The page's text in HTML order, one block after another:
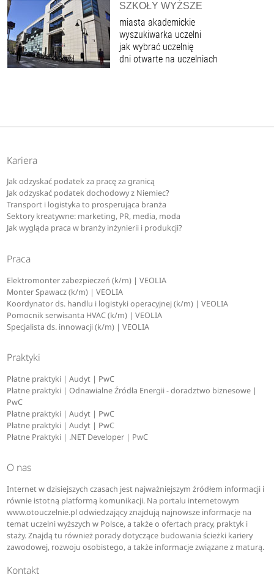
SZKOŁY WYŻSZE
miasta akademickie
wyszukiwarka uczelni
jak wybrać uczelnię
dni otwarte na uczelniach
Kariera
Jak odzyskać podatek za pracę za granicą
Jak odzyskać podatek dochodowy z Niemiec?
Transport i logistyka to prosperująca branża
Sektory kreatywne: marketing, PR, media, moda
Jak wygląda praca w branży inżynierii i produkcji?
Praca
Elektromonter zabezpieczeń (k/m) | VEOLIA
Monter Spawacz (k/m) | VEOLIA
Koordynator ds. handlu i logistyki operacyjnej (k/m) | VEOLIA
Pomocnik serwisanta HVAC (k/m) | VEOLIA
Specjalista ds. innowacji (k/m) | VEOLIA
Praktyki
Płatne praktyki | Audyt | PwC
Płatne praktyki | Odnawialne Źródła Energii - doradztwo biznesowe |
PwC
Płatne praktyki | Audyt | PwC
Płatne praktyki | Audyt | PwC
Płatne Praktyki | .NET Developer | PwC
O nas
Internet w dzisiejszych czasach jest najważniejszym źródłem informacji i
równie istotną platformą komunikacji. Na portalu internetowym
www.otouczelnie.pl odwiedzający znajdują najnowsze informacje na
temat uczelni wyższych w Polsce, a także o ofertach pracy, praktyk i
staży. Znajdą tu również porady dotyczące budowania ścieżki kariery
zawodowej, rozwoju osobistego, a także informacje związane z maturą.
Kontakt